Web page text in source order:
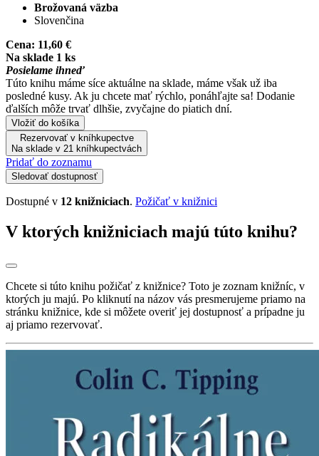
Brožovaná väzba
Slovenčina
Cena: 11,60 €
Na sklade 1 ks
Posielame ihneď
Túto knihu máme síce aktuálne na sklade, máme však už iba
posledné kusy. Ak ju chcete mať rýchlo, ponáhľajte sa! Dodanie
ďalších môže trvať dlhšie, zvyčajne do piatich dní.
Vložiť do košíka
Rezervovať v kníhkupectve
Na sklade v 21 kníhkupectvách
Pridať do zoznamu
Sledovať dostupnosť
Dostupné v 12 knižniciach. Požičať v knižnici
V ktorých knižniciach majú túto knihu?
Chcete si túto knihu požičať z knižnice? Toto je zoznam knižníc, v
ktorých ju majú. Po kliknutí na názov vás presmerujeme priamo na
stránku knižnice, kde si môžete overiť jej dostupnosť a prípadne ju
aj priamo rezervovať.